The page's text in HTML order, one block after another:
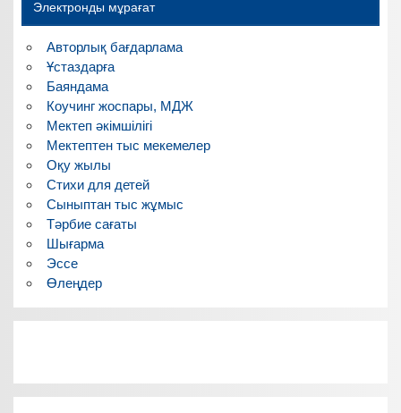
Электронды мұрағат
Авторлық бағдарлама
Ұстаздарға
Баяндама
Коучинг жоспары, МДЖ
Мектеп әкімшілігі
Мектептен тыс мекемелер
Оқу жылы
Стихи для детей
Сыныптан тыс жұмыс
Тәрбие сағаты
Шығарма
Эссе
Өлеңдер